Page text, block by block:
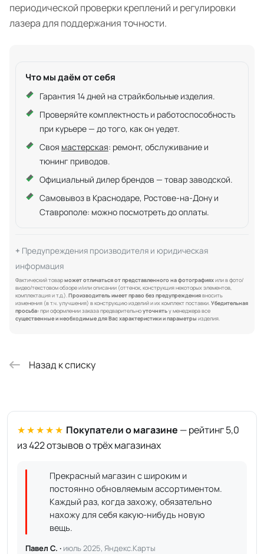
периодической проверки креплений и регулировки
лазера для поддержания точности.
Что мы даём от себя
Гарантия 14 дней на страйкбольные изделия.
Проверяйте комплектность и работоспособность
при курьере — до того, как он уедет.
Своя мастерская: ремонт, обслуживание и
тюнинг приводов.
Официальный дилер брендов — товар заводской.
Самовывоз в Краснодаре, Ростове-на-Дону и
Ставрополе: можно посмотреть до оплаты.
Предупреждения производителя и юридическая
информация
Фактический товарможет отличаться от представленного на фотографияхили в фото/
видео/текстовом обзоре и/или описании (оттенок, конструкция некоторых элементов,
комплектация и т.д.).Производитель имеет право без предупреждениявносить
изменения (в т.ч. улучшения) в конструкцию изделий и их комплект поставки.Убедительная
просьба: при оформлении заказа предварительноуточнятьу менеджера все
существенные и необходимые для Вас характеристики и параметры изделия.
Назад к списку
★★★★★ Покупатели о магазине — рейтинг 5,0
из 422 отзывов о трёх магазинах
Прекрасный магазин с широким и
постоянно обновляемым ассортиментом.
Каждый раз, когда захожу, обязательно
нахожу для себя какую-нибудь новую
вещь.
Павел С. · июль 2025, Яндекс.Карты